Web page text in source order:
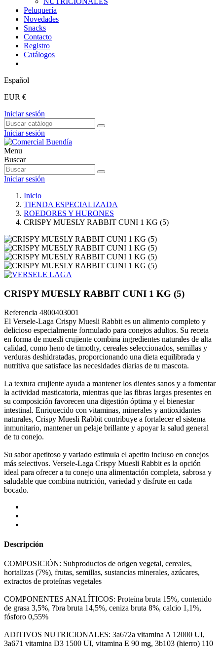
Peluquería
Novedades
Snacks
Contacto
Registro
Catálogos
Español
EUR €
Iniciar sesión
Iniciar sesión
Menu
Buscar
Iniciar sesión
Inicio
TIENDA ESPECIALIZADA
ROEDORES Y HURONES
CRISPY MUESLY RABBIT CUNI 1 KG (5)
CRISPY MUESLY RABBIT CUNI 1 KG (5)
Referencia 4800403001
El Versele-Laga Crispy Muesli Rabbit es un alimento completo y
delicioso especialmente formulado para conejos adultos. Su receta
en forma de muesli crujiente combina ingredientes naturales de alta
calidad, como heno de timothy, cereales seleccionados, semillas y
verduras deshidratadas, proporcionando una dieta equilibrada y
nutritiva que satisface las necesidades diarias de tu mascota.
La textura crujiente ayuda a mantener los dientes sanos y a fomentar
la actividad masticatoria, mientras que las fibras largas presentes en
su composición favorecen una digestión óptima y el bienestar
intestinal. Enriquecido con vitaminas, minerales y antioxidantes
naturales, Crispy Muesli Rabbit contribuye a fortalecer el sistema
inmunitario, mantener un pelaje brillante y apoyar la salud general
de tu conejo.
Su sabor apetitoso y variado estimula el apetito incluso en conejos
más selectivos. Versele-Laga Crispy Muesli Rabbit es la opción
ideal para ofrecer a tu conejo una alimentación completa, sabrosa y
saludable que combina nutrición, variedad y disfrute en cada
bocado.
Descripción
COMPOSICIÓN: Subproductos de origen vegetal, cereales,
hortalizas (7%), frutas, semillas, sustancias minerales, azúcares,
extractos de proteínas vegetales
COMPONENTES ANALÍTICOS: Proteína bruta 15%, contenido
de grasa 3,5%, ?bra bruta 14,5%, ceniza bruta 8%, calcio 1,1%,
fósforo 0,55%
ADITIVOS NUTRICIONALES: 3a672a vitamina A 12000 UI,
3a671 vitamina D3 1500 UI, vitamina E 90 mg, 3b103 (hierro) 110